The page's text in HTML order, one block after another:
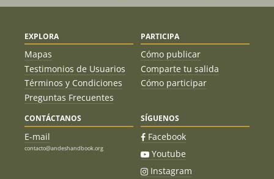
EXPLORA
Mapas
Testimonios de Usuarios
Términos y Condiciones
Preguntas Frecuentes
PARTICIPA
Cómo publicar
Comparte tu salida
Cómo participar
CONTÁCTANOS
E-mail
contacto@andeshandbook.org
SÍGUENOS
Facebook
Youtube
Instagram